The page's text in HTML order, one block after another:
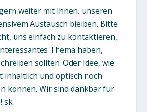
weiter mit Ihnen, unseren
Austausch bleiben. Bitte
uns einfach zu kontaktieren,
Thema haben,
sollten. Oder Idee, wie
inhaltlich und optisch noch
können. Wir sind dankbar für
sk